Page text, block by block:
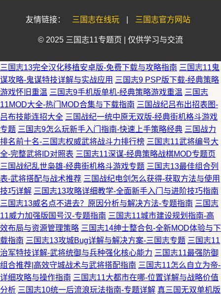
友情链接： 三国志在线玩 三国志官方网站
© 2025 三国志11专题页 | 仅供学习与交流
三国志13完全汉化移植安卓版-免费下载与攻略指南 三国志11鬼
谋攻略-鬼谋特技详解与实战应用 三国志9 PSP版下载-经典策略
游戏怀旧重温 三国志9手机版单机-经典策略游戏重温 三国志
11MOD大全-热门MOD合集与下载指南 三国战纪吕布出招表图-
吕布技能连招大全 三国战纪一统中原无双版-经典街机格斗游戏
专题 三国志9怎么玩新手入门指南-快速上手策略经典 三国战力
排名前十名-三国志权威武将战斗力排行榜 三国志11武将编号大
全-完整武将ID对照表 三国志11深谋-经典策略战棋MOD专题页
三国战纪乱世枭雄-经典街机格斗游戏专题 三国志13最佳组合列
表-武将搭配与战术推荐 三国战纪电剑怎么获得-获取方法与使用
技巧详解 三国志13攻略详细教学-全面新手入门与进阶技巧指南
三国志13威名点不进去？原因分析与解决方法-专题指南 三国志
11威力加强版国号汉-专题指南 三国志11城市建设规划指南-高
效布局与资源管理策略 三国志14绅士整合包-全新MOD体验与下
载指南 三国志13攻城Bug详解与解决方案-三国志专题 三国志11
治军特技详解-武将统御与兵种强化核心能力 三国志11最强防御
组合推荐|高效守城战术与武将搭配指南 三国志11怎么自立为帝-
详细攻略与操作指南 三国志11大都市在哪-位置详解与战略价值
分析 三国志10统一后流浪玩法指南-专题详解 真三国无双单机版